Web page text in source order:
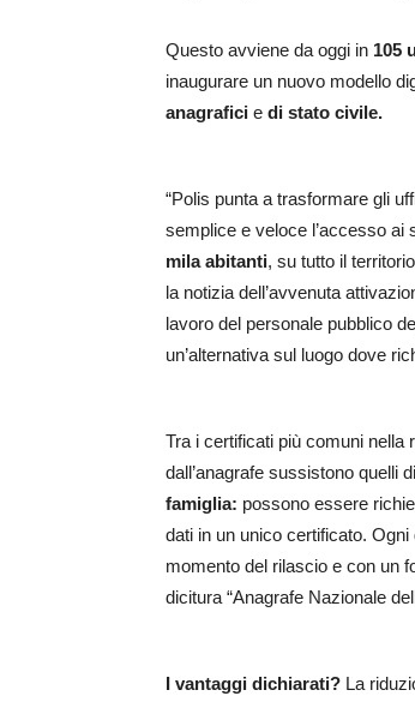
Questo avviene da oggi in 105
inaugurare un nuovo modello
anagrafici e di stato civile.
“Polis punta a trasformare gli
semplice e veloce l’accesso ai
mila abitanti, su tutto il
la notizia dell’avvenuta
lavoro del personale pubblico
un’alternativa sul luogo dove
Tra i certificati più comuni nella
dall’anagrafe sussistono quelli di
famiglia: possono essere
dati in un unico certificato.
momento del rilascio e con un
dicitura “Anagrafe Nazionale
I vantaggi dichiarati? La